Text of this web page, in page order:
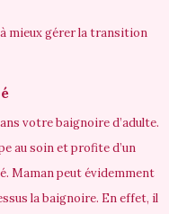
mieux gérer la transition
votre baignoire d’adulte.
au soin et profite d’un
Maman peut évidemment
la baignoire. En effet, il